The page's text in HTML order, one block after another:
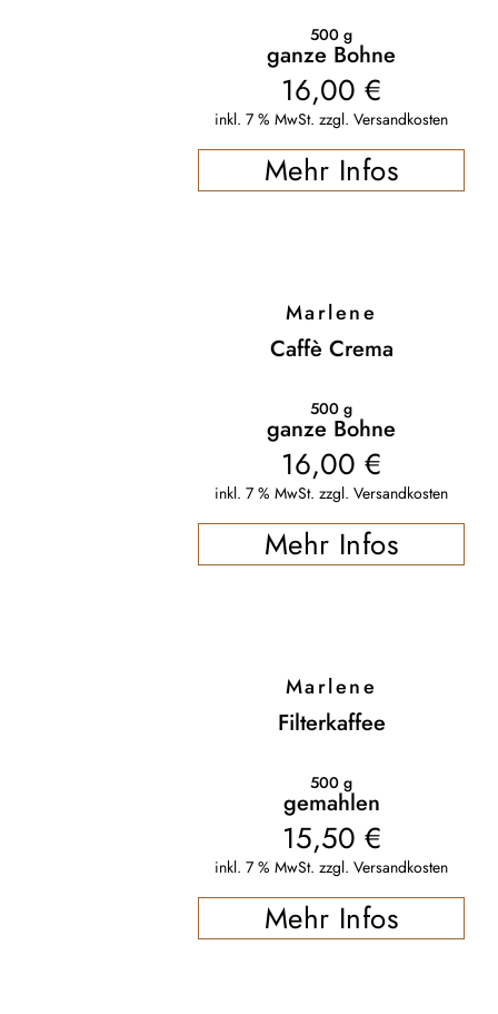
500 g
ganze Bohne
16,00 €
inkl. 7 % MwSt. zzgl. Versandkosten
Mehr Infos
Marlene
Caffè Crema
500 g
ganze Bohne
16,00 €
inkl. 7 % MwSt. zzgl. Versandkosten
Mehr Infos
Marlene
Filterkaffee
500 g
gemahlen
15,50 €
inkl. 7 % MwSt. zzgl. Versandkosten
Mehr Infos